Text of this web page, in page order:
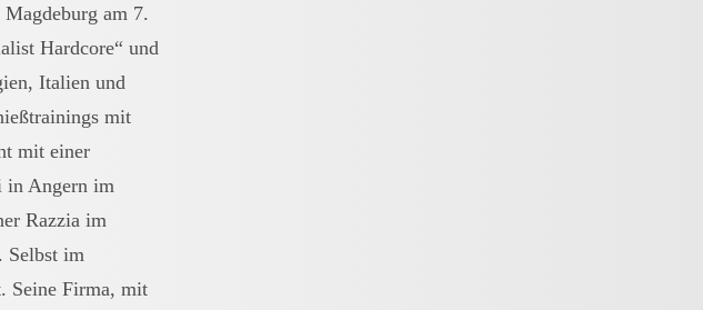
am 7.
Hardcore“ und
Italien und
mit
mit einer
in Angern im
Razzia im
Selbst im
Seine Firma, mit